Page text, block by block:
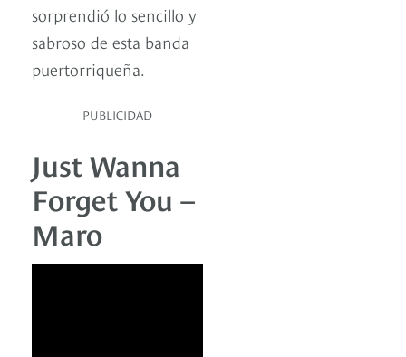
sorprendió lo sencillo y
sabroso de esta banda
puertorriqueña.
PUBLICIDAD
Just Wanna
Forget You –
Maro